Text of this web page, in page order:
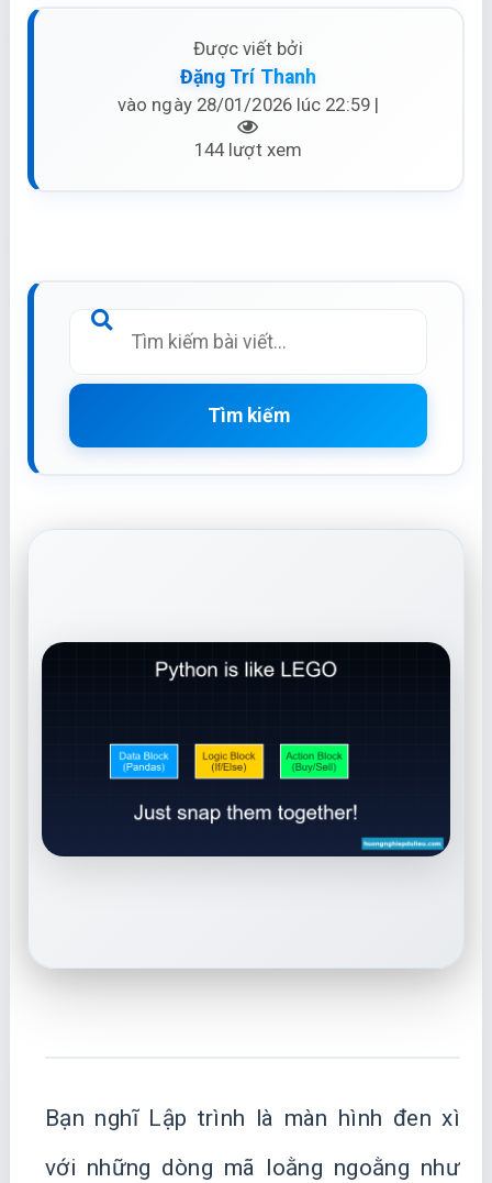
Được viết bởi
Đặng Trí Thanh
vào ngày 28/01/2026 lúc 22:59 |
144 lượt xem
Tìm kiếm
Bạn nghĩ Lập trình là màn hình đen xì
với những dòng mã loằng ngoằng như